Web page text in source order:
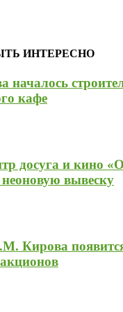
ИНТЕРЕСНО
началось
кафе
досуга и кино
вывеску
Кирова